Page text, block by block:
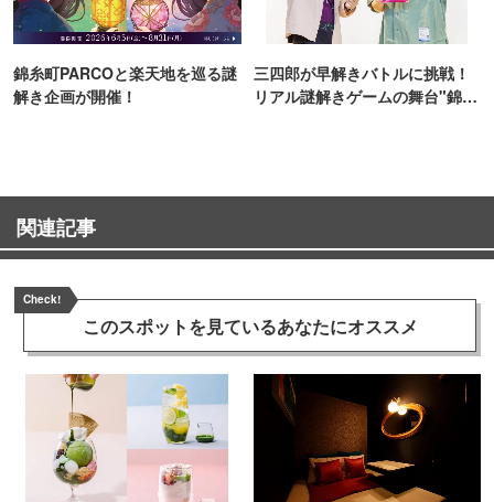
錦糸町PARCOと楽天地を巡る謎
解き企画が開催！
三四郎が早解きバトルに挑戦！
リアル謎解きゲームの舞台"錦糸
関連記事
Check!
このスポットを見ているあなたにオススメ